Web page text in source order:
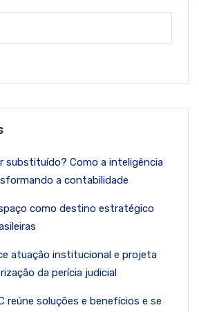
substituído? Como a inteligência
a contabilidade
como destino estratégico
atuação institucional e projeta
da perícia judicial
reúne soluções e benefícios e se